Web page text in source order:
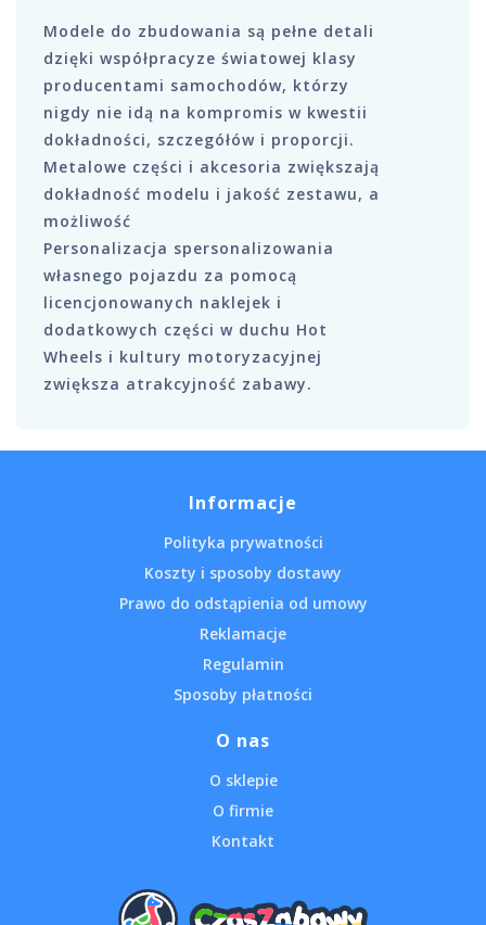
Modele do zbudowania są pełne detali
dzięki współpracyze światowej klasy
producentami samochodów, którzy
nigdy nie idą na kompromis w kwestii
dokładności, szczegółów i proporcji.
Metalowe części i akcesoria zwiększają
dokładność modelu i jakość zestawu, a
możliwość
Personalizacja spersonalizowania
własnego pojazdu za pomocą
licencjonowanych naklejek i
dodatkowych części w duchu Hot
Wheels i kultury motoryzacyjnej
zwiększa atrakcyjność zabawy.
Informacje
Polityka prywatności
Koszty i sposoby dostawy
Prawo do odstąpienia od umowy
Reklamacje
Regulamin
Sposoby płatności
O nas
O sklepie
O firmie
Kontakt